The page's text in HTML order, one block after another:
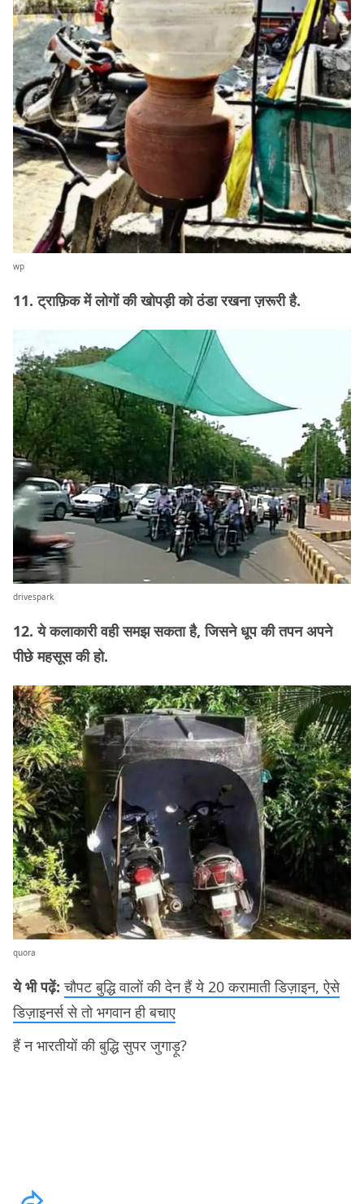
wp
11. ट्राफ़िक में लोगों की खोपड़ी को ठंडा रखना ज़रूरी है.
drivespark
12. ये कलाकारी वही समझ सकता है, जिसने धूप की तपन अपने
पीछे महसूस की हो.
quora
ये भी पढ़ें: चौपट बुद्धि वालों की देन हैं ये 20 करामाती डिज़ाइन, ऐसे
डिज़ाइनर्स से तो भगवान ही बचाए
हैं न भारतीयों की बुद्धि सुपर जुगाड़ू?